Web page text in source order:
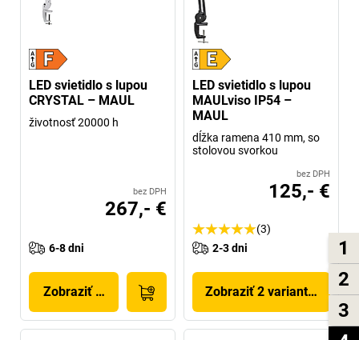
1
2
3
LED svietidlo s lupou
CRYSTAL – MAUL
životnosť 20000 h
bez DPH
267,- €
6-8 dni
Zobraziť produkt
LED svietidlo s lupou
MAULviso IP54 –
MAUL
dĺžka ramena 410 mm, so
stolovou svorkou
bez DPH
125,- €
(3)
2-3 dni
Zobraziť 2 variantov